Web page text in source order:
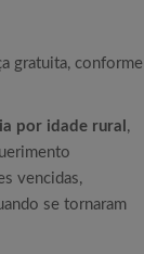
gratuita, conforme
por idade rural ,
vencidas,
se tornaram